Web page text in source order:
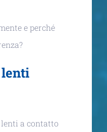
e perché
lenti
a contatto